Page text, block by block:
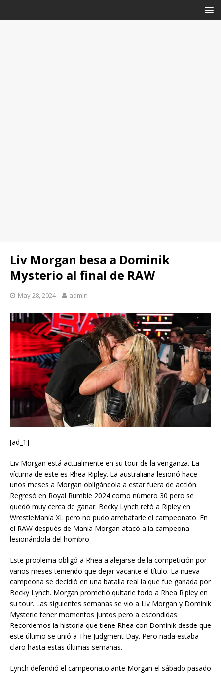
Liv Morgan besa a Dominik
Mysterio al final de RAW
May 28, 2024 admin
[ad_1]
Liv Morgan está actualmente en su tour de la venganza. La
víctima de este es Rhea Ripley. La australiana lesionó hace
unos meses a Morgan obligándola a estar fuera de acción.
Regresó en Royal Rumble 2024 como número 30 pero se
quedó muy cerca de ganar. Becky Lynch retó a Ripley en
WrestleMania XL pero no pudo arrebatarle el campeonato. En
el RAW después de Mania Morgan atacó a la campeona
lesionándola del hombro.
Este problema obligó a Rhea a alejarse de la competición por
varios meses teniendo que dejar vacante el título. La nueva
campeona se decidió en una batalla real la que fue ganada por
Becky Lynch. Morgan prometió quitarle todo a Rhea Ripley en
su tour. Las siguientes semanas se vio a Liv Morgan y Dominik
Mysterio tener momentos juntos pero a escondidas.
Recordemos la historia que tiene Rhea con Dominik desde que
este último se unió a The Judgment Day. Pero nada estaba
claro hasta estas últimas semanas.
Lynch defendió el campeonato ante Morgan el sábado pasado